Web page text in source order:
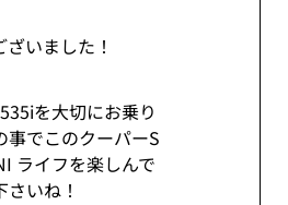
いました！
を大切にお乗り
でこのクーパーS
ライフを楽しんで
下さいね！